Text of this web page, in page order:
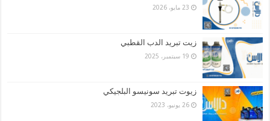
23 مايو، 2026
زيت تبريد الدب القطبي
19 سبتمبر، 2025
زيوت تبريد سونيسو البلجيكي
26 يونيو، 2023